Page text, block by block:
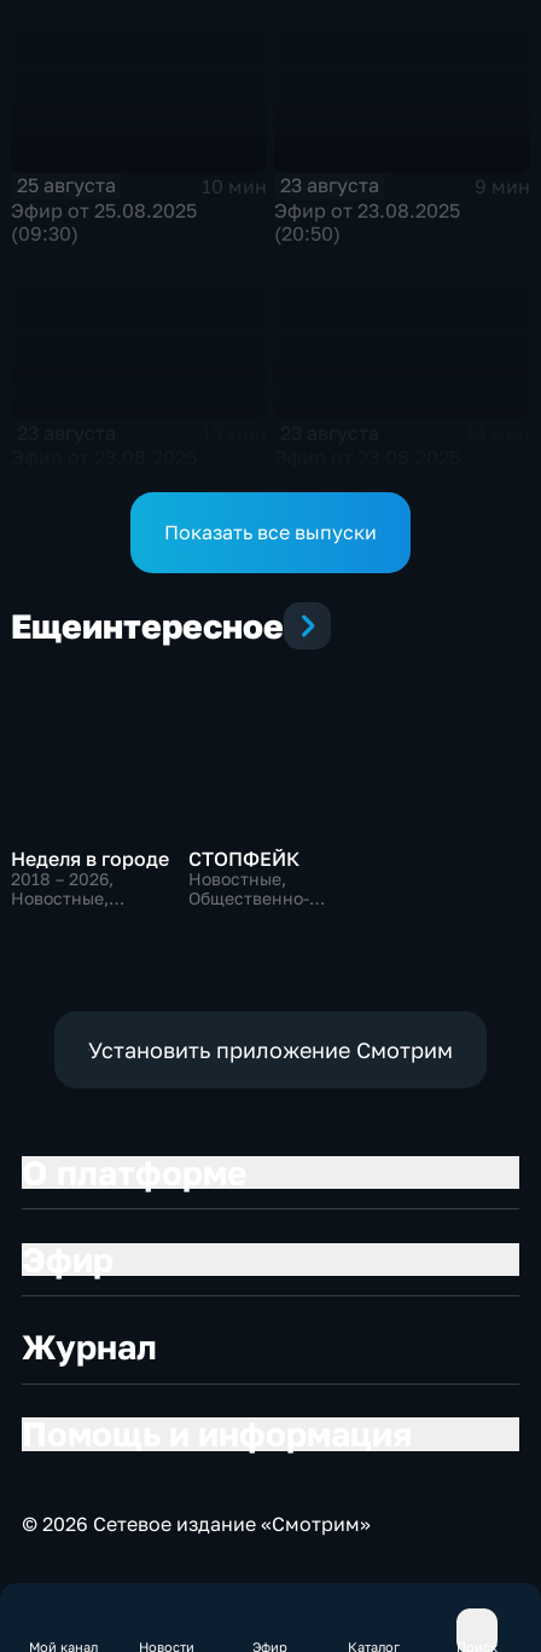
Мой канал Новости Эфир Каталог Поиск
25 августа
10 мин
Эфир от 25.08.2025
(09:30)
23 августа
9 мин
Эфир от 23.08.2025
(20:50)
Показать все выпуски
Ещеинтересное
Неделя в городе
2018 – 2026,
Новостные,
СТОПФЕЙК
Новостные,
Общественно-
Установить приложение Смотрим
Журнал
© 2026 Сетевое издание «Смотрим»